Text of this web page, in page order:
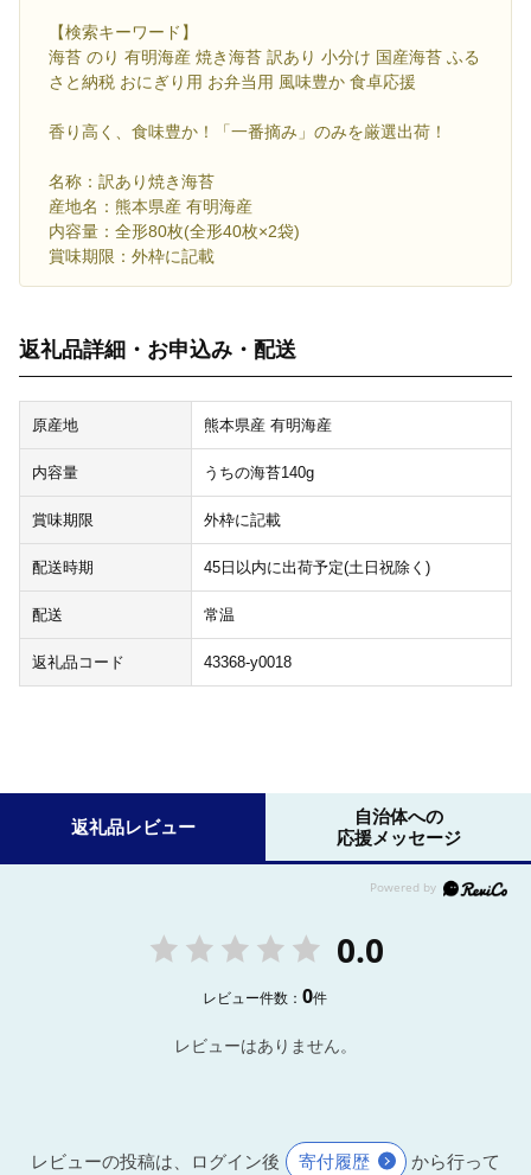
【検索キーワード】
海苔 のり 有明海産 焼き海苔 訳あり 小分け 国産海苔 ふる
さと納税 おにぎり用 お弁当用 風味豊か 食卓応援
香り高く、食味豊か！「一番摘み」のみを厳選出荷！
名称：訳あり焼き海苔
産地名：熊本県産 有明海産
内容量：全形80枚(全形40枚×2袋)
賞味期限：外枠に記載
返礼品詳細・お申込み・配送
原産地 熊本県産 有明海産
内容量 うちの海苔140g
賞味期限 外枠に記載
配送時期 45日以内に出荷予定(土日祝除く)
配送 常温
返礼品コード 43368-y0018
返礼品レビュー
自治体への
応援メッセージ
0.0
レビュー件数：0件
レビューはありません。
レビューの投稿は、ログイン後 寄付履歴 から行って